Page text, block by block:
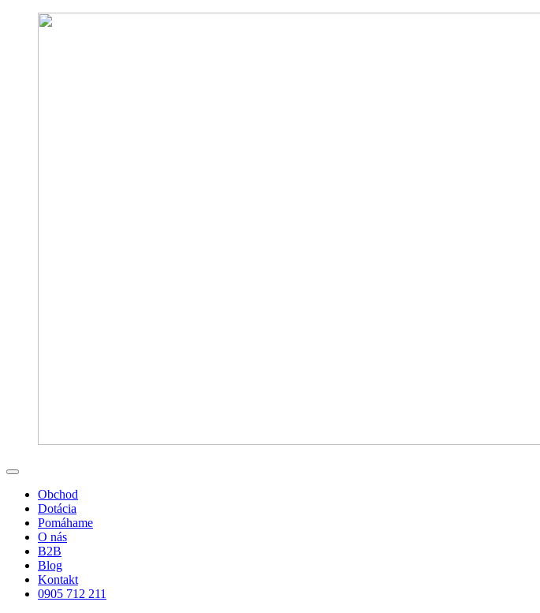
Obchod
Dotácia
Pomáhame
O nás
B2B
Blog
Kontakt
0905 712 211